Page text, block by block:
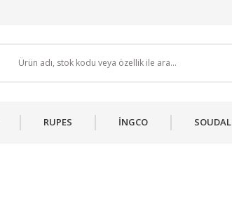
RUPES İNGCO SOUDAL